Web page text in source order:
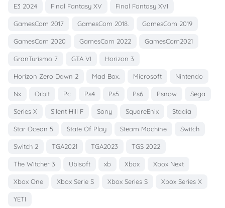
E3 2024 Final Fantasy XV Final Fantasy XVI
GamesCom 2017 GamesCom 2018. GamesCom 2019
GamesCom 2020 GamesCom 2022 GamesCom2021
GranTurismo 7 GTA VI Horizon 3
Horizon Zero Dawn 2 Mad Box. Microsoft Nintendo
Nx Orbit Pc Ps4 Ps5 Ps6 Psnow Sega
Series X Silent Hill F Sony SquareEnix Stadia
Star Ocean 5 State Of Play Steam Machine Switch
Switch 2 TGA2021 TGA2023 TGS 2022
The Witcher 3 Ubisoft xb Xbox Xbox Next
Xbox One Xbox Serie S Xbox Series S Xbox Series X
YETI